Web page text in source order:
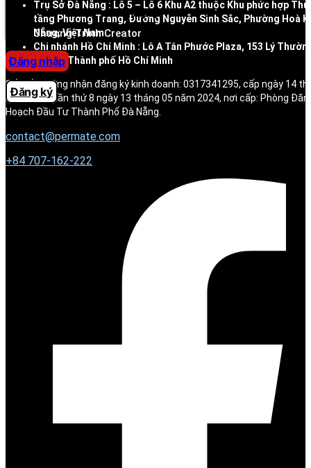
Trung tâm trợ giúp
Chương Trình Creator
Đăng nhập
Đăng ký
Trụ Sở Đà Nẵng : Lô 5 – Lô 6 Khu A2 thuộc Khu phức hợp
tầng Phương Trang, Đường Nguyễn Sinh Sắc, Phường Hoà
Nẵng, Việt Nam
Chi nhánh Hồ Chí Minh : Lô A Tân Phước Plaza, 153 Lý
Phụng, Thành phố Hồ Chí Minh
Số giấy chứng nhận đăng ký kinh doanh: 0317341295, cấp ngày 14
ký thay đổi lần thứ 8 ngày 13 tháng 05 năm 2024, nơi cấp: Phòng
Hoạch Đầu Tư Thành Phố Đà Nẵng.
contact@permate.com
+84 707-162-222